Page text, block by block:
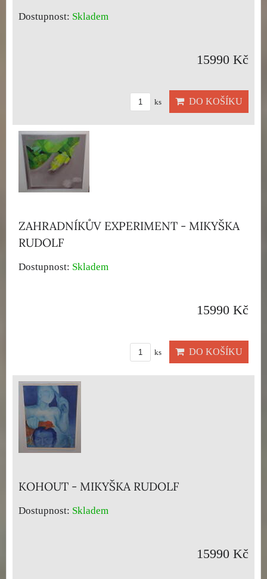
Dostupnost: Skladem
15990 Kč
ks DO KOŠÍKU
ZAHRADNÍKŮV EXPERIMENT - MIKYŠKA
RUDOLF
Dostupnost: Skladem
15990 Kč
ks DO KOŠÍKU
KOHOUT - MIKYŠKA RUDOLF
Dostupnost: Skladem
15990 Kč